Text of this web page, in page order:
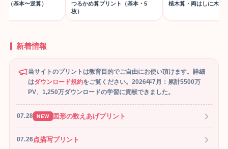
算）
つるかめ算プリント（基本・5
植木算・両はしに木があるとき
新着情報
当サイトのプリントは教育目的でご自由にお使い頂けます。詳細
はダウンロード規約をご覧ください。 2026年7月：累計5500万
PV、1,250万ダウンロードの学習に貢献できました。
07.28 NEW 図形の数えあげプリント
07.26点描写プリント